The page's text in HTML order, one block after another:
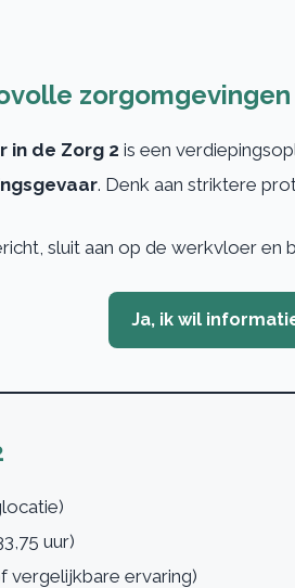
in de Zorg 2 is een
. Denk aan striktere
sluit aan op de werkvloer
Ja, ik wil
uur)
vergelijkbare ervaring)